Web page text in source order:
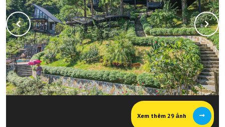
Previous Next
Xem thêm 29 ảnh